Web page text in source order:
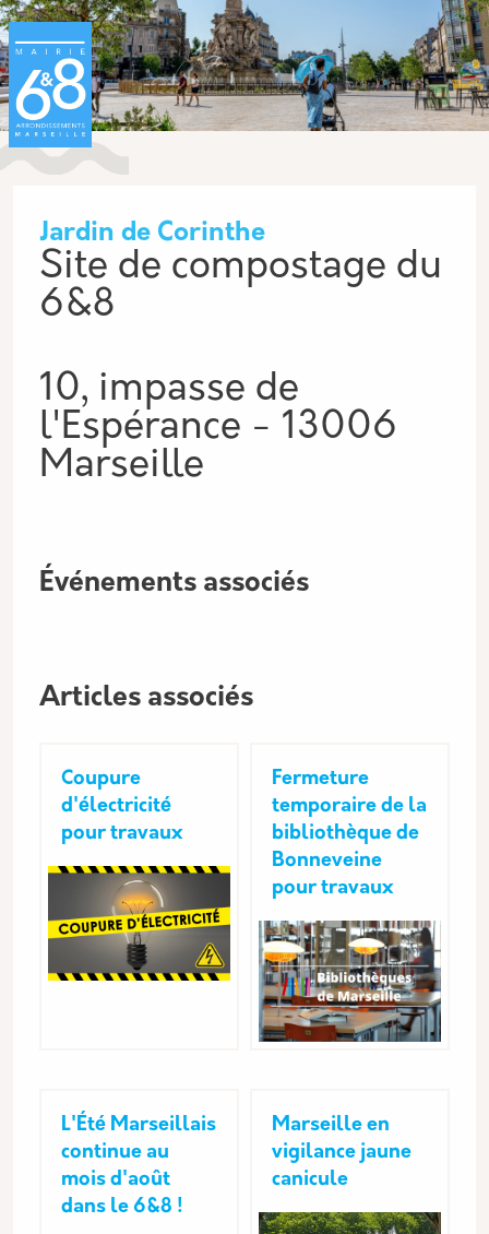
Aller au contenu principal
Jardin de Corinthe
Site de compostage du
6&8
10, impasse de
l'Espérance - 13006
Marseille
Événements associés
Articles associés
Coupure
d'électricité
pour travaux
Fermeture
temporaire de la
bibliothèque de
Bonneveine
pour travaux
L'Été Marseillais
continue au
mois d'août
dans le 6&8 !
Marseille en
vigilance jaune
canicule
Panneau de gestion des cookies